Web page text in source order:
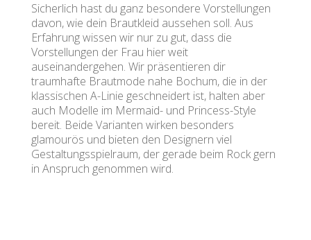
Sicherlich hast du ganz besondere Vorstellungen
davon, wie dein Brautkleid aussehen soll. Aus
Erfahrung wissen wir nur zu gut, dass die
Vorstellungen der Frau hier weit
auseinandergehen. Wir präsentieren dir
traumhafte Brautmode nahe Bochum, die in der
klassischen A-Linie geschneidert ist, halten aber
auch Modelle im Mermaid- und Princess-Style
bereit. Beide Varianten wirken besonders
glamourös und bieten den Designern viel
Gestaltungsspielraum, der gerade beim Rock gern
in Anspruch genommen wird.